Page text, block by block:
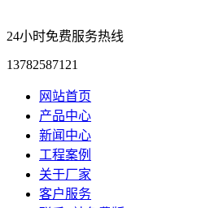
24小时免费服务热线
13782587121
网站首页
产品中心
新闻中心
工程案例
关于厂家
客户服务